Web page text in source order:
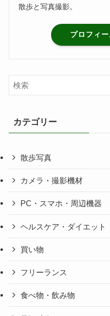
散歩と写真撮影。
プロフィ
カテゴリー
散歩写真
カメラ・撮影機材
PC・スマホ・周辺機器
ヘルスケア・ダイエット
買い物
フリーランス
食べ物・飲み物